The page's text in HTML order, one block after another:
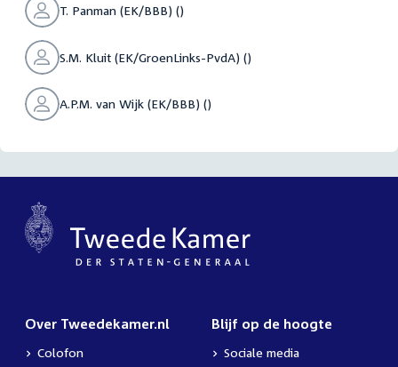
T. Panman (EK/BBB) ()
S.M. Kluit (EK/GroenLinks-PvdA) ()
A.P.M. van Wijk (EK/BBB) ()
Over Tweedekamer.nl
Colofon
Blijf op de hoogte
Sociale media